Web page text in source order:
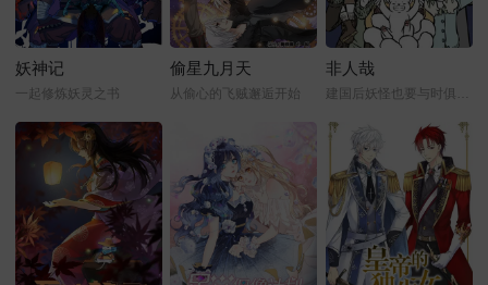
妖神记
一起修炼妖灵之书
偷星九月天
从偷心的飞贼邂逅开始
非人哉